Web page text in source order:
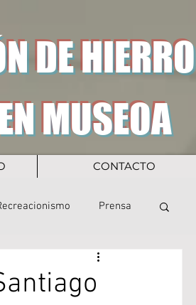
DE HIERRO
CONTACTO
MUSEOA
Prensa